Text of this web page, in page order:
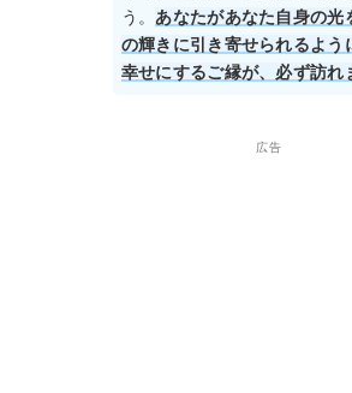
う。 あなたがあなた自身の光
の輝きに引き寄せられるよう
幸せにするご縁が、必ず訪れ
広告